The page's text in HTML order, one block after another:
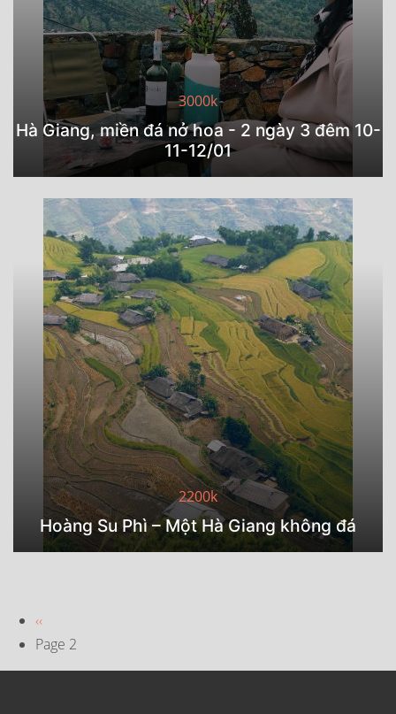
3000k
Hà Giang, miền đá nở hoa - 2 ngày 3 đêm 10-
11-12/01
2200k
Hoàng Su Phì – Một Hà Giang không đá
Pagination
Previous
page
‹‹
Page 2